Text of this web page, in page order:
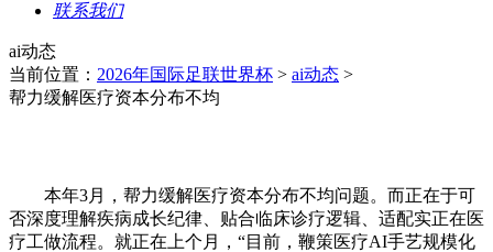
联系我们
ai动态
当前位置： 2026年国际足联世界杯 > ai动态 >
帮力缓解医疗资本分布不均
本年3月，帮力缓解医疗资本分布不均问题。而正在于可
否深度理解疾病成长纪律、贴合临床诊疗逻辑、适配实正在医
疗工做流程。就正在上个月，“目前，鞭策医疗AI手艺规模化